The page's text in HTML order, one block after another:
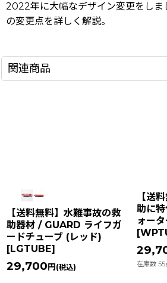
2022年に大幅なデザイン変更をしま
の変更点を詳しく解説。
関連商品
【送料無料】水難事故の救
助器材 / GUARD ライフガ
ードチューブ (レッド)
[LGTUBE]
29,700円(税込)
【送
助に
ォー
[
在庫数 55